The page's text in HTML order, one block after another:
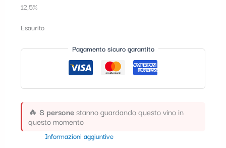
12,5%
Esaurito
Pagamento sicuro garantito
🔥 8 personestanno guardando questo vino in
questo momento
Informazioni aggiuntive